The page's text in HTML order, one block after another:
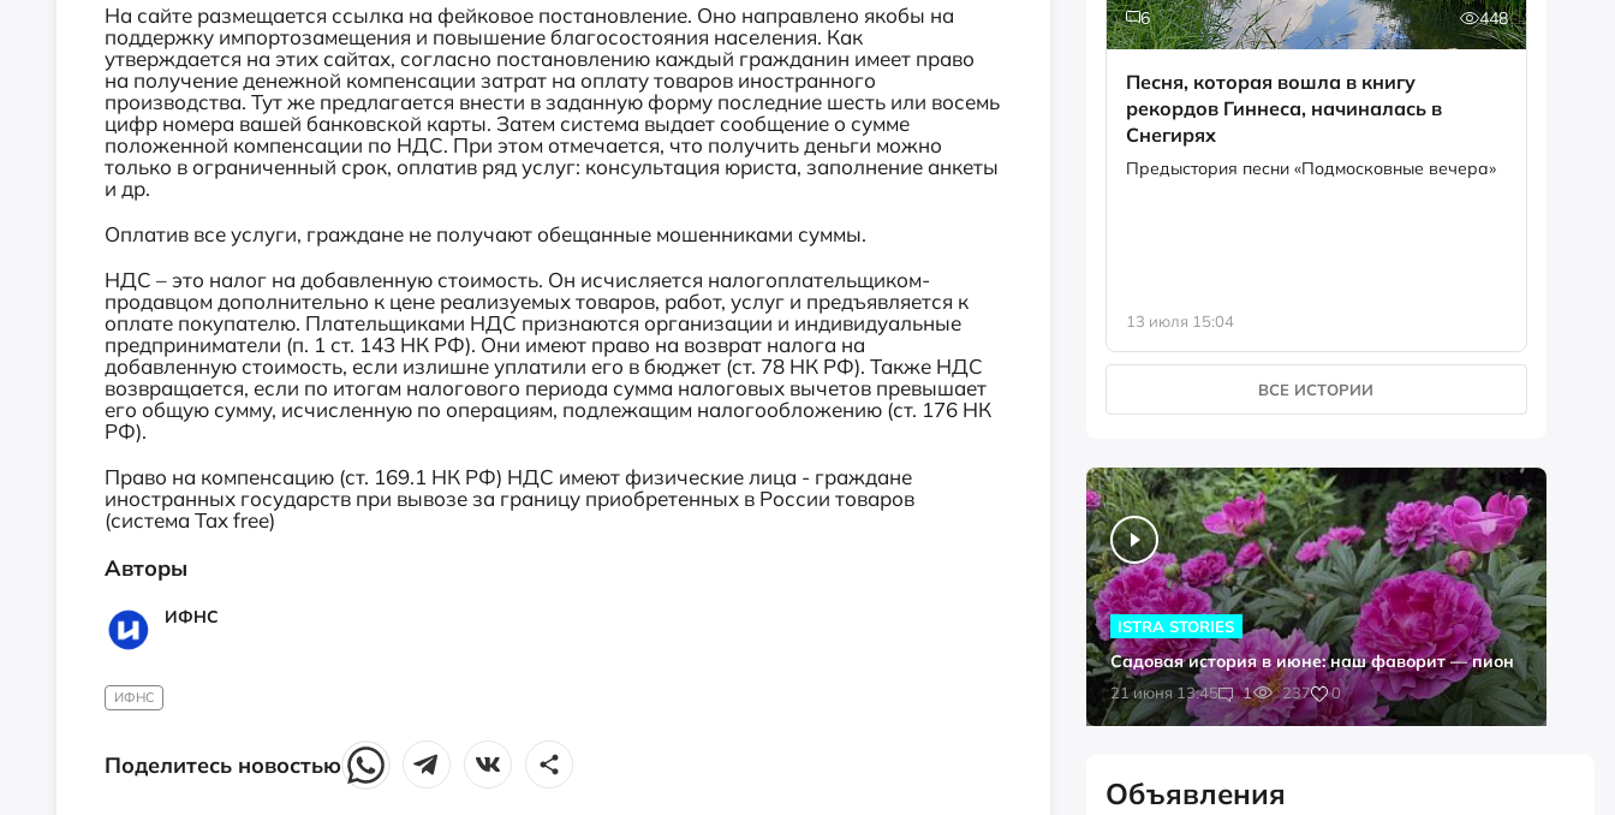
На сайте размещается ссылка на фейковое постановление. Оно направлено якобы на
поддержку импортозамещения и повышение благосостояния населения. Как
утверждается на этих сайтах, согласно постановлению каждый гражданин имеет право
на получение денежной компенсации затрат на оплату товаров иностранного
производства. Тут же предлагается внести в заданную форму последние шесть или восемь
цифр номера вашей банковской карты. Затем система выдает сообщение о сумме
положенной компенсации по НДС. При этом отмечается, что получить деньги можно
только в ограниченный срок, оплатив ряд услуг: консультация юриста, заполнение анкеты
и др.
Оплатив все услуги, граждане не получают обещанные мошенниками суммы.
НДС – это налог на добавленную стоимость. Он исчисляется налогоплательщиком-
продавцом дополнительно к цене реализуемых товаров, работ, услуг и предъявляется к
оплате покупателю. Плательщиками НДС признаются организации и индивидуальные
предприниматели (п. 1 ст. 143 НК РФ). Они имеют право на возврат налога на
добавленную стоимость, если излишне уплатили его в бюджет (ст. 78 НК РФ). Также НДС
возвращается, если по итогам налогового периода сумма налоговых вычетов превышает
его общую сумму, исчисленную по операциям, подлежащим налогообложению (ст. 176 НК
РФ).
Право на компенсацию (ст. 169.1 НК РФ) НДС имеют физические лица - граждане
иностранных государств при вывозе за границу приобретенных в России товаров
(система Tax free)
Авторы
ИФНС
ИФНС
Поделитесь новостью
6 448
Песня, которая вошла в книгу
рекордов Гиннеса, начиналась в
Снегирях
Предыстория песни «Подмосковные вечера»
13 июля 15:04
ВСЕ ИСТОРИИ
21 июня 13:45 1 237 0
ISTRA STORIES
Садовая история в июне: наш фаворит — пион
Объявления